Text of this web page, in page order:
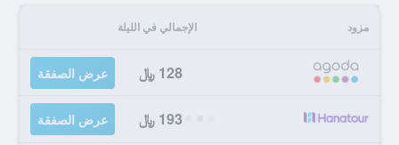
مزود الإجمالي في الليلة
128 ﷼ عرض الصفقة
193 ﷼ عرض الصفقة